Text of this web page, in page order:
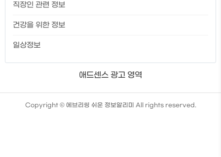
직장인 관련 정보
건강을 위한 정보
일상정보
애드센스 광고 영역
Copyright © 에브리씽 쉬운 정보알리미 All rights reserved.
TistoryWhaleSkin3.4